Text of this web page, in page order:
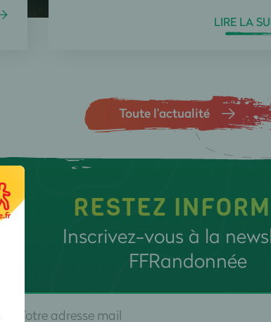
LIRE LA
Toute l’actualité
RESTEZ
Inscrivez-vous à la
FFRandonnée